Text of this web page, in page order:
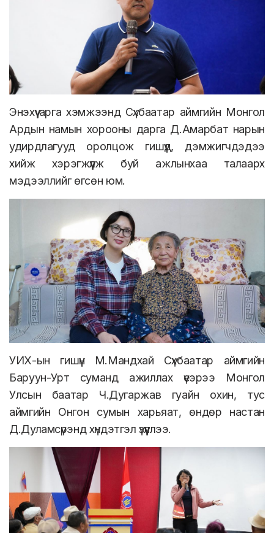
Энэхүү арга хэмжээнд Сүхбаатар аймгийн Монгол
Ардын намын хорооны дарга Д.Амарбат нарын
удирдлагууд оролцож гишүүд, дэмжигчдэдээ
хийж хэрэгжүүлж буй ажлынхаа талаарх
мэдээллийг өгсөн юм.
УИХ-ын гишүүн М.Мандхай Сүхбаатар аймгийн
Баруун-Урт суманд ажиллах үеэрээ Монгол
Улсын баатар Ч.Дугаржав гуайн охин, тус
аймгийн Онгон сумын харьяат, өндөр настан
Д.Дуламсүрэнд хүндэтгэл үзүүллээ.